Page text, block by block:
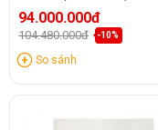
94.000.000đ
104.480.000đ -10%
So sánh